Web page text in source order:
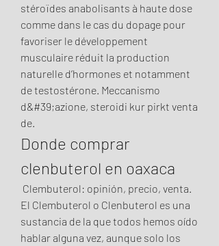
stéroïdes anabolisants à haute dose
comme dans le cas du dopage pour
favoriser le développement
musculaire réduit la production
naturelle d’hormones et notamment
de testostérone. Meccanismo
d&#39;azione, steroidi kur pirkt venta
de.
Donde comprar
clenbuterol en oaxaca
El Clembuterol o Clenbuterol es una
sustancia de la que todos hemos oído
hablar alguna vez, aunque solo los